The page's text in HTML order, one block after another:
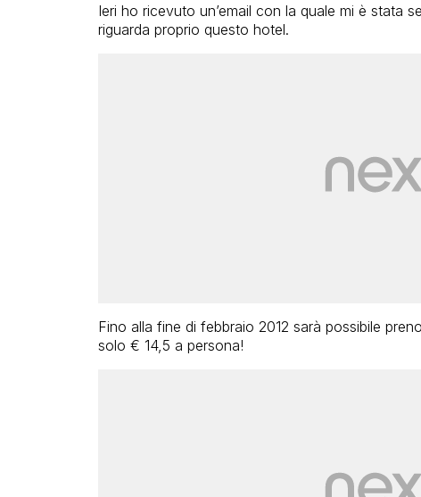
Ieri ho ricevuto un’email con la quale mi è stata
riguarda proprio questo hotel.
Fino alla fine di febbraio 2012 sarà possibile
solo € 14,5 a persona!